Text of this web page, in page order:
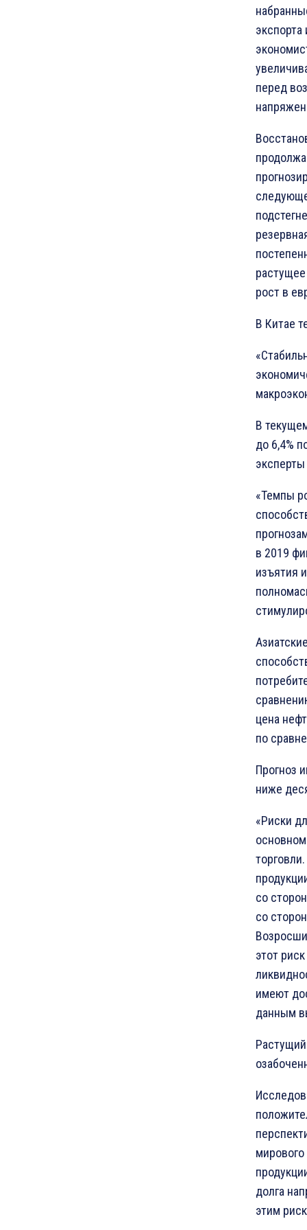
перед
рост в
В Китае
В
до 6,4%
«Темпы
в 2019
изъятия
цена
по
Прогноз
ниже
«Риски
со
со
этот
имеют
данным
долга
этим